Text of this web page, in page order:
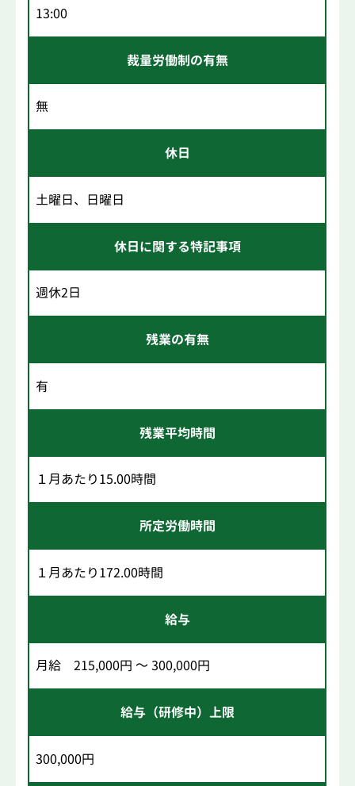
13:00
裁量労働制の有無
無
休日
土曜日、日曜日
休日に関する特記事項
週休2日
残業の有無
有
残業平均時間
１月あたり15.00時間
所定労働時間
１月あたり172.00時間
給与
月給 215,000円 ～ 300,000円
給与（研修中）上限
300,000円